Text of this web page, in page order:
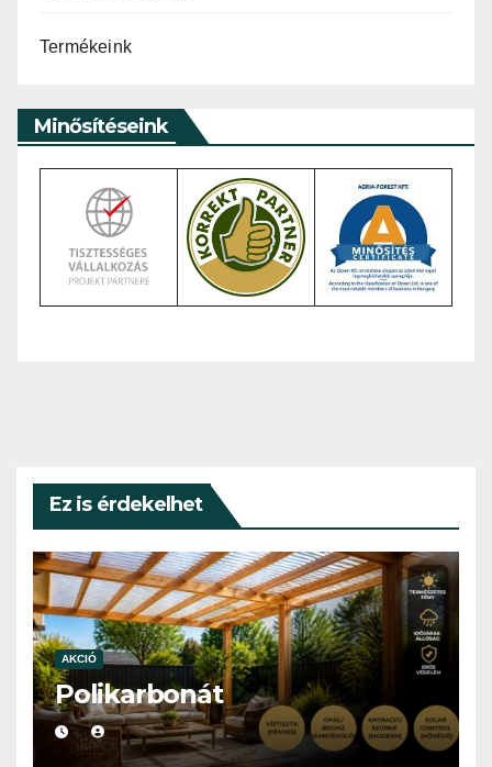
Termékeink
Minősítéseink
Ez is érdekelhet
AKCIÓ
Polikarbonát